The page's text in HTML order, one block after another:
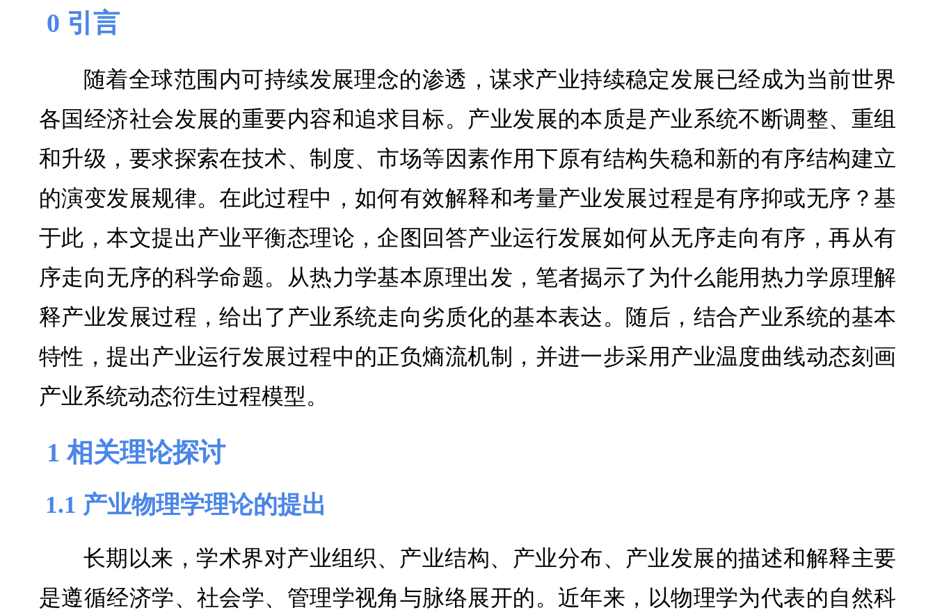
0 引言
随着全球范围内可持续发展理念的渗透，谋求产业持续稳定发展已经成为当前世界
各国经济社会发展的重要内容和追求目标。产业发展的本质是产业系统不断调整、重组
和升级，要求探索在技术、制度、市场等因素作用下原有结构失稳和新的有序结构建立
的演变发展规律。在此过程中，如何有效解释和考量产业发展过程是有序抑或无序？基
于此，本文提出产业平衡态理论，企图回答产业运行发展如何从无序走向有序，再从有
序走向无序的科学命题。从热力学基本原理出发，笔者揭示了为什么能用热力学原理解
释产业发展过程，给出了产业系统走向劣质化的基本表达。随后，结合产业系统的基本
特性，提出产业运行发展过程中的正负熵流机制，并进一步采用产业温度曲线动态刻画
产业系统动态衍生过程模型。
1 相关理论探讨
1.1 产业物理学理论的提出
长期以来，学术界对产业组织、产业结构、产业分布、产业发展的描述和解释主要
是遵循经济学、社会学、管理学视角与脉络展开的。近年来，以物理学为代表的自然科